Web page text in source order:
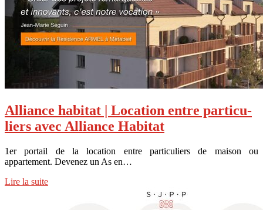
Alliance habitat | Location entre par­ticu­
liers avec Alliance Habitat
1er portail de la location entre particuliers de maison ou
appartement. Devenez un As en…
Lire la suite